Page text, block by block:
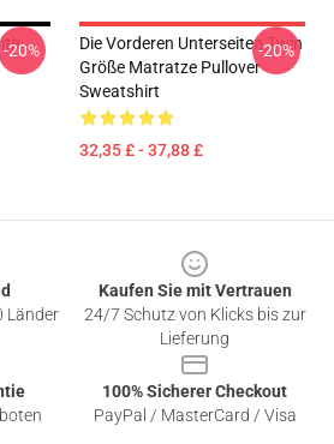
-20%
Die Vorderen Unterseiten Twin
Größe Matratze Pullover
Sweatshirt
32,35 £ - 37,88 £
-20%
Länder
Kaufen Sie mit Vertrauen
24/7 Schutz von Klicks bis zur
Lieferung
100% Sicherer Checkout
PayPal / MasterCard / Visa